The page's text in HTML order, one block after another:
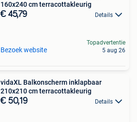
160x240 cm terracottakleurig
€ 45,79 Details
Bezoek website
Topadvertentie
5 aug 26
vidaXL Balkonscherm inklapbaar
210x210 cm terracottakleurig
€ 50,19 Details